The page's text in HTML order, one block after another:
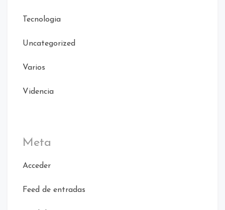
Tecnologia
Uncategorized
Varios
Videncia
Meta
Acceder
Feed de entradas